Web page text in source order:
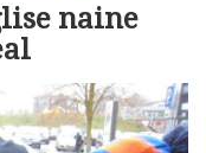
naine